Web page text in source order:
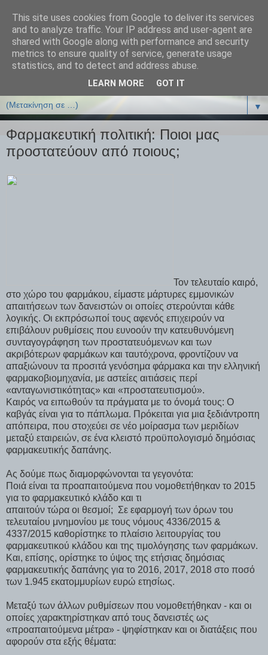
ΒΙΟΛΟΓΙΑonline.gr
Online Μαθήματα Βιολογίας
▼
Φαρμακευτική πολιτική: Ποιοι μας
προστατεύουν από ποιους;
Τον τελευταίο καιρό,
στο χώρο του φαρμάκου, είμαστε μάρτυρες εμμονικών
απαιτήσεων των δανειστών οι οποίες στερούνται κάθε
λογικής. Οι εκπρόσωποί τους αφενός επιχειρούν να
επιβάλουν ρυθμίσεις που ευνοούν την κατευθυνόμενη
συνταγογράφηση των προστατευόμενων και των
ακριβότερων φαρμάκων και ταυτόχρονα, φροντίζουν να
απαξιώνουν τα προσιτά γενόσημα φάρμακα και την ελληνική
φαρμακοβιομηχανία, με αστείες αιτιάσεις περί
«ανταγωνιστικότητας» και «προστατευτισμού».
Καιρός να ειπωθούν τα πράγματα με το όνομά τους: Ο
καβγάς είναι για το πάπλωμα. Πρόκειται για μια ξεδιάντροπη
απόπειρα, που στοχεύει σε νέο μοίρασμα των μεριδίων
μεταξύ εταιρειών, σε ένα κλειστό προϋπολογισμό δημόσιας
φαρμακευτικής δαπάνης.
Ας δούμε πως διαμορφώνονται τα γεγονότα:
Ποιά είναι τα προαπαιτούμενα που νομοθετήθηκαν το 2015
για το φαρμακευτικό κλάδο και τι
απαιτούν τώρα οι θεσμοί; Σε εφαρμογή των όρων του
τελευταίου μνημονίου με τους νόμους 4336/2015 &
4337/2015 καθορίστηκε το πλαίσιο λειτουργίας του
φαρμακευτικού κλάδου και της τιμολόγησης των φαρμάκων.
Και, επίσης, ορίστηκε το ύψος της ετήσιας δημόσιας
φαρμακευτικής δαπάνης για το 2016, 2017, 2018 στο ποσό
των 1.945 εκατομμυρίων ευρώ ετησίως.
Μεταξύ των άλλων ρυθμίσεων που νομοθετήθηκαν - και οι
οποίες χαρακτηρίστηκαν από τους δανειστές ως
«προαπαιτούμενα μέτρα» - ψηφίστηκαν και οι διατάξεις που
αφορούν στα εξής θέματα:
This site uses cookies from Google to deliver its services
and to analyze traffic. Your IP address and user-agent are
shared with Google along with performance and security
metrics to ensure quality of service, generate usage
statistics, and to detect and address abuse.
LEARN MORE GOT IT